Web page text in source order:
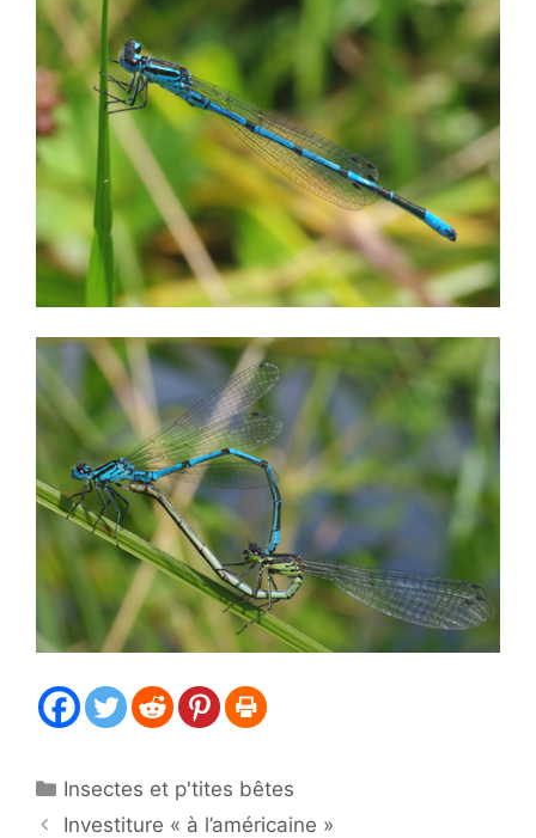
Catégories
Insectes et p'tites bêtes
Investiture « à l’américaine »